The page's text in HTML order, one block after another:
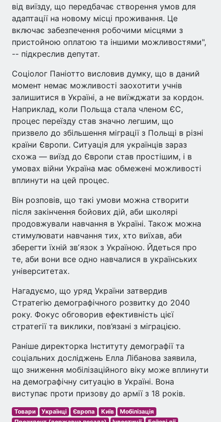
від виїзду, що передбачає створення умов для
адаптації на новому місці проживання. Це
включає забезпечення робочими місцями з
пристойною оплатою та іншими можливостями",
-- підкреслив депутат.
Соціолог Паніотто висловив думку, що в даний
момент немає можливості заохотити учнів
залишитися в Україні, а не виїжджати за кордон.
Наприклад, коли Польща стала членом ЄС,
процес переїзду став значно легшим, що
призвело до збільшення міграції з Польщі в різні
країни Європи. Ситуація для українців зараз
схожа — виїзд до Європи став простішим, і в
умовах війни Україна має обмежені можливості
вплинути на цей процес.
Він розповів, що такі умови можна створити
після закінчення бойових дій, аби школярі
продовжували навчання в Україні. Також можна
стимулювати навчання тих, хто виїхав, аби
зберегти їхній звʼязок з Україною. Йдеться про
те, аби вони все одно навчалися в українських
університетах.
Нагадуємо, що уряд України затвердив
Стратегію демографічного розвитку до 2040
року. Фокус обговорив ефективність цієї
стратегії та виклики, пов’язані з міграцією.
Раніше директорка Інституту демографії та
соціальних досліджень Елла Лібанова заявила,
що зниження мобілізаційного віку може вплинути
на демографічну ситуацію в Україні. Вона
виступає проти призову до армії з 18 років.
Товари Українці Європа Київ
Мобілізація